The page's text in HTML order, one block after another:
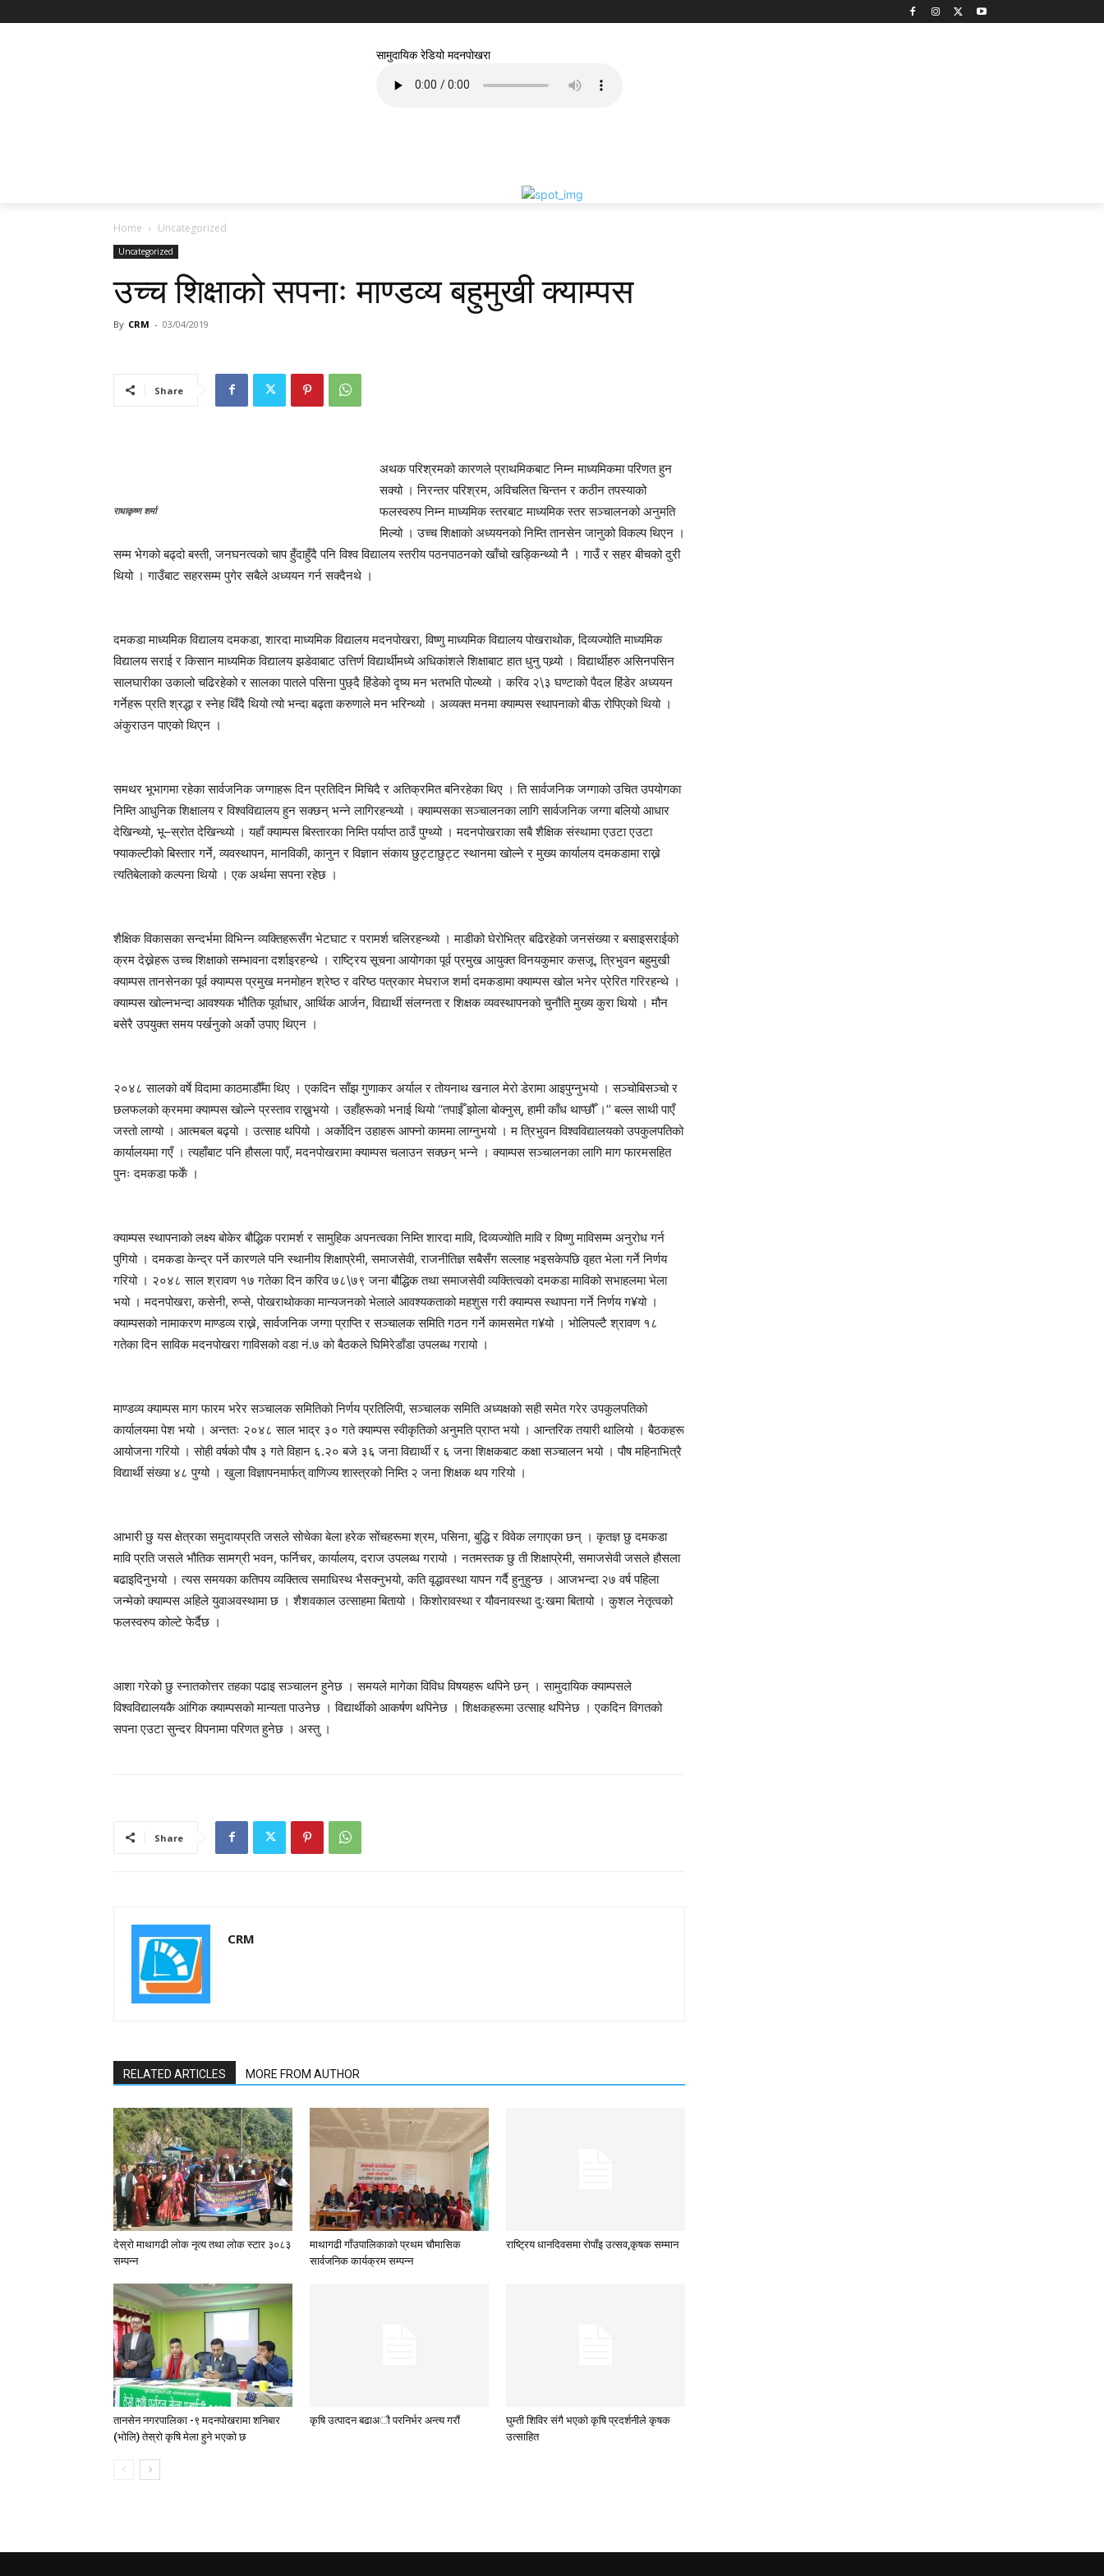
सामुदायिक रेडियो मदनपोखरा
Home Uncategorized
Uncategorized
उच्च शिक्षाको सपनाः माण्डव्य बहुमुखी क्याम्पस
By CRM - 03/04/2019
Share
राधाकृष्ण शर्मा
अथक परिश्रमको कारणले प्राथमिकबाट निम्न माध्यमिकमा परिणत हुन
सक्यो । निरन्तर परिश्रम, अविचलित चिन्तन र कठीन तपस्याको
फलस्वरुप निम्न माध्यमिक स्तरबाट माध्यमिक स्तर सञ्चालनको अनुमति
मिल्यो । उच्च शिक्षाको अध्ययनको निम्ति तानसेन जानुको विकल्प थिएन ।
सम्म भेगको बढ्दो बस्ती, जनघनत्वको चाप हुँदाहुँदै पनि विश्व विद्यालय स्तरीय पठनपाठनको खाँचो खड्किन्थ्यो नै । गाउँ र सहर बीचको दुरी
थियो । गाउँबाट सहरसम्म पुगेर सबैले अध्ययन गर्न सक्दैनथे ।
दमकडा माध्यमिक विद्यालय दमकडा, शारदा माध्यमिक विद्यालय मदनपोखरा, विष्णु माध्यमिक विद्यालय पोखराथोक, दिव्यज्योति माध्यमिक
विद्यालय सराई र किसान माध्यमिक विद्यालय झडेवाबाट उत्तिर्ण विद्यार्थीमध्ये अधिकांशले शिक्षाबाट हात धुनु पथ्र्यो । विद्यार्थीहरु असिनपसिन
सालघारीका उकालो चढिरहेको र सालका पातले पसिना पुछ्दै हिंडेको दृष्य मन भतभति पोल्थ्यो । करिव २\३ घण्टाको पैदल हिंडेर अध्ययन
गर्नेहरू प्रति श्रद्धा र स्नेह थिँदै थियो त्यो भन्दा बढ्ता करुणाले मन भरिन्थ्यो । अव्यक्त मनमा क्याम्पस स्थापनाको बीऊ रोपिएको थियो ।
अंकुराउन पाएको थिएन ।
समथर भूभागमा रहेका सार्वजनिक जग्गाहरू दिन प्रतिदिन मिचिदै र अतिक्रमित बनिरहेका थिए । ति सार्वजनिक जग्गाको उचित उपयोगका
निम्ति आधुनिक शिक्षालय र विश्वविद्यालय हुन सक्छन् भन्ने लागिरहन्थ्यो । क्याम्पसका सञ्चालनका लागि सार्वजनिक जग्गा बलियो आधार
देखिन्थ्यो, भू–स्रोत देखिन्थ्यो । यहाँ क्याम्पस बिस्तारका निम्ति पर्याप्त ठाउँ पुग्थ्यो । मदनपोखराका सबै शैक्षिक संस्थामा एउटा एउटा
फ्याकल्टीको बिस्तार गर्ने, व्यवस्थापन, मानविकी, कानुन र विज्ञान संकाय छुट्टाछुट्ट स्थानमा खोल्ने र मुख्य कार्यालय दमकडामा राख्ने
त्यतिबेलाको कल्पना थियो । एक अर्थमा सपना रहेछ ।
शैक्षिक विकासका सन्दर्भमा विभिन्न व्यक्तिहरूसँग भेटघाट र परामर्श चलिरहन्थ्यो । माडीको घेरोभित्र बढिरहेको जनसंख्या र बसाइसराईको
क्रम देख्नेहरू उच्च शिक्षाको सम्भावना दर्शाइरहन्थे । राष्ट्रिय सूचना आयोगका पूर्व प्रमुख आयुक्त विनयकुमार कसजू, त्रिभुवन बहुमुखी
क्याम्पस तानसेनका पूर्व क्याम्पस प्रमुख मनमोहन श्रेष्ठ र वरिष्ठ पत्रकार मेघराज शर्मा दमकडामा क्याम्पस खोल भनेर प्रेरित गरिरहन्थे ।
क्याम्पस खोल्नभन्दा आवश्यक भौतिक पूर्वाधार, आर्थिक आर्जन, विद्यार्थी संलग्नता र शिक्षक व्यवस्थापनको चुनौति मुख्य कुरा थियो । मौन
बसेरै उपयुक्त समय पर्खनुको अर्को उपाए थिएन ।
२०४८ सालको वर्षे विदामा काठमाडौँमा थिए । एकदिन साँझ गुणाकर अर्याल र तोयनाथ खनाल मेरो डेरामा आइपुग्नुभयो । सञ्चोबिसञ्चो र
छलफलको क्रममा क्याम्पस खोल्ने प्रस्ताव राख्नुभयो । उहाँहरूको भनाई थियो ‘‘तपाईँ झोला बोक्नुस्, हामी काँध थाप्छौँ ।’’ बल्ल साथी पाएँ
जस्तो लाग्यो । आत्मबल बढ्यो । उत्साह थपियो । अर्कोदिन उहाहरू आफ्नो काममा लाग्नुभयो । म त्रिभुवन विश्वविद्यालयको उपकुलपतिको
कार्यालयमा गएँ । त्यहाँबाट पनि हौसला पाएँ, मदनपोखरामा क्याम्पस चलाउन सक्छन् भन्ने । क्याम्पस सञ्चालनका लागि माग फारमसहित
पुनः दमकडा फर्कें ।
क्याम्पस स्थापनाको लक्ष्य बोकेर बौद्धिक परामर्श र सामुहिक अपनत्वका निम्ति शारदा मावि, दिव्यज्योति मावि र विष्णु माविसम्म अनुरोध गर्न
पुगियो । दमकडा केन्द्र पर्ने कारणले पनि स्थानीय शिक्षाप्रेमी, समाजसेवी, राजनीतिज्ञ सबैसँग सल्लाह भइसकेपछि वृहत भेला गर्ने निर्णय
गरियो । २०४८ साल श्रावण १७ गतेका दिन करिव ७८\७९ जना बौद्धिक तथा समाजसेवी व्यक्तित्वको दमकडा माविको सभाहलमा भेला
भयो । मदनपोखरा, कसेनी, रुप्से, पोखराथोकका मान्यजनको भेलाले आवश्यकताको महशुस गरी क्याम्पस स्थापना गर्ने निर्णय ग¥यो ।
क्याम्पसको नामाकरण माण्डव्य राख्ने, सार्वजनिक जग्गा प्राप्ति र सञ्चालक समिति गठन गर्ने कामसमेत ग¥यो । भोलिपल्टै श्रावण १८
गतेका दिन साविक मदनपोखरा गाविसको वडा नं.७ को बैठकले घिमिरेडाँडा उपलब्ध गरायो ।
माण्डव्य क्याम्पस माग फारम भरेर सञ्चालक समितिको निर्णय प्रतिलिपी, सञ्चालक समिति अध्यक्षको सही समेत गरेर उपकुलपतिको
कार्यालयमा पेश भयो । अन्ततः २०४८ साल भाद्र ३० गते क्याम्पस स्वीकृतिको अनुमति प्राप्त भयो । आन्तरिक तयारी थालियो । बैठकहरू
आयोजना गरियो । सोही वर्षको पौष ३ गते विहान ६.२० बजे ३६ जना विद्यार्थी र ६ जना शिक्षकबाट कक्षा सञ्चालन भयो । पौष महिनाभित्रै
विद्यार्थी संख्या ४८ पुग्यो । खुला विज्ञापनमार्फत् वाणिज्य शास्त्रको निम्ति २ जना शिक्षक थप गरियो ।
आभारी छु यस क्षेत्रका समुदायप्रति जसले सोचेका बेला हरेक सोंचहरूमा श्रम, पसिना, बुद्धि र विवेक लगाएका छन् । कृतज्ञ छु दमकडा
मावि प्रति जसले भौतिक सामग्री भवन, फर्निचर, कार्यालय, दराज उपलब्ध गरायो । नतमस्तक छु ती शिक्षाप्रेमी, समाजसेवी जसले हौसला
बढाइदिनुभयो । त्यस समयका कतिपय व्यक्तित्व समाधिस्थ भैसक्नुभयो, कति वृद्धावस्था यापन गर्दै हुनुहुन्छ । आजभन्दा २७ वर्ष पहिला
जन्मेको क्याम्पस अहिले युवाअवस्थामा छ । शैशवकाल उत्साहमा बितायो । किशोरावस्था र यौवनावस्था दुःखमा बितायो । कुशल नेतृत्वको
फलस्वरुप कोल्टे फेर्दैछ ।
आशा गरेको छु स्नातकोत्तर तहका पढाइ सञ्चालन हुनेछ । समयले मागेका विविध विषयहरू थपिने छन् । सामुदायिक क्याम्पसले
विश्वविद्यालयकै आंगिक क्याम्पसको मान्यता पाउनेछ । विद्यार्थीको आकर्षण थपिनेछ । शिक्षकहरूमा उत्साह थपिनेछ । एकदिन विगतको
सपना एउटा सुन्दर विपनामा परिणत हुनेछ । अस्तु ।
Share
CRM
RELATED ARTICLES MORE FROM AUTHOR
देस्राे माथागढी लाेक नृत्य तथा लाेक स्टार ३०८३
सम्पन्न
माथागढी गाँउपालिकाकाे प्रथम चाैमासिक
सार्वजनिक कार्यक्रम सम्पन्न
राष्ट्रिय धानदिवसमा राेपाँइ उत्सव,कृषक सम्मान
तानसेन नगरपालिका -९ मदनपोखरामा शनिबार
(भोलि) तेस्रो कृषि मेला हुने भएको छ
कृषि उत्पादन बढाअाै परनिर्भर अन्त्य गराैं
घुम्ती शिविर संगै भएको कृषि प्रदर्शनीले कृषक
उत्साहित